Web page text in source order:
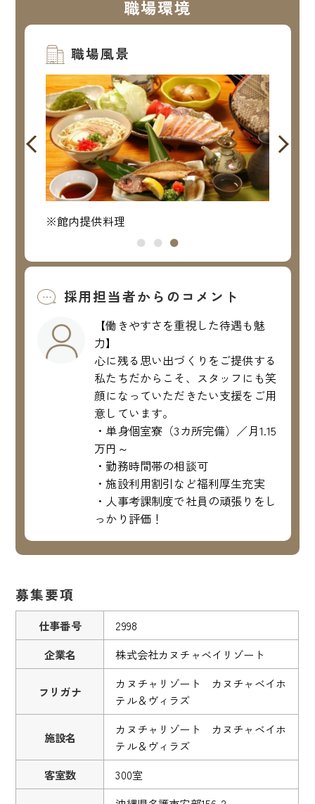
職場環境
職場風景
※館内提供料理
採用担当者からのコメント
【働きやすさを重視した待遇も魅
力】
心に残る思い出づくりをご提供する
私たちだからこそ、スタッフにも笑
顔になっていただきたい支援をご用
意しています。
・単身個室寮（3カ所完備）／月1.15
万円～
・勤務時間帯の相談可
・施設利用割引など福利厚生充実
・人事考課制度で社員の頑張りをし
っかり評価！
募集要項
仕事番号
2998
企業名
株式会社カヌチャベイリゾート
フリガナ
カヌチャリゾート カヌチャベイホ
テル＆ヴィラズ
施設名
カヌチャリゾート カヌチャベイホ
テル＆ヴィラズ
客室数
300室